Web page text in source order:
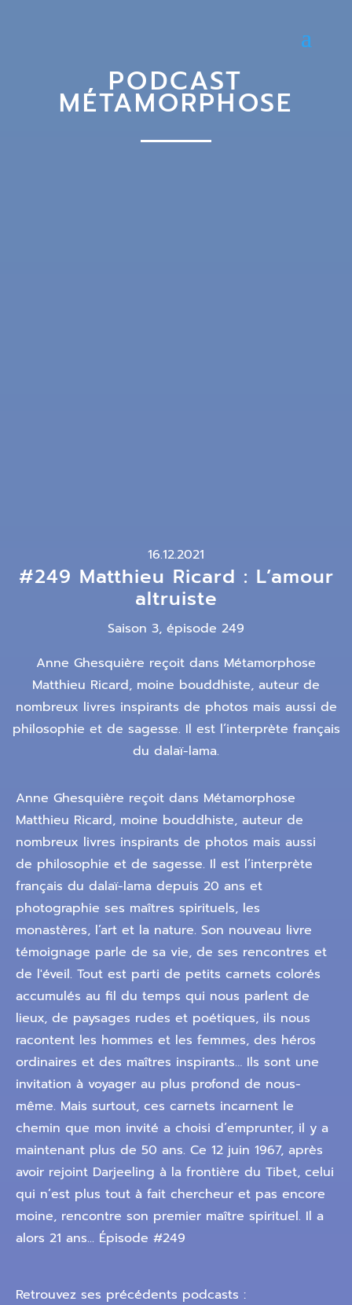
PODCAST
MÉTAMORPHOSE
16.12.2021
#249 Matthieu Ricard : L’amour
altruiste
Saison 3, épisode 249
Anne Ghesquière reçoit dans Métamorphose
Matthieu Ricard, moine bouddhiste, auteur de
nombreux livres inspirants de photos mais aussi de
philosophie et de sagesse. Il est l’interprète français
du dalaï-lama.
Anne Ghesquière reçoit dans Métamorphose
Matthieu Ricard, moine bouddhiste, auteur de
nombreux livres inspirants de photos mais aussi
de philosophie et de sagesse. Il est l’interprète
français du dalaï-lama depuis 20 ans et
photographie ses maîtres spirituels, les
monastères, l’art et la nature. Son nouveau livre
témoignage parle de sa vie, de ses rencontres et
de l'éveil. Tout est parti de petits carnets colorés
accumulés au fil du temps qui nous parlent de
lieux, de paysages rudes et poétiques, ils nous
racontent les hommes et les femmes, des héros
ordinaires et des maîtres inspirants… Ils sont une
invitation à voyager au plus profond de nous-
même. Mais surtout, ces carnets incarnent le
chemin que mon invité a choisi d’emprunter, il y a
maintenant plus de 50 ans. Ce 12 juin 1967, après
avoir rejoint Darjeeling à la frontière du Tibet, celui
qui n’est plus tout à fait chercheur et pas encore
moine, rencontre son premier maître spirituel. Il a
alors 21 ans... Épisode #249
Retrouvez ses précédents podcasts :